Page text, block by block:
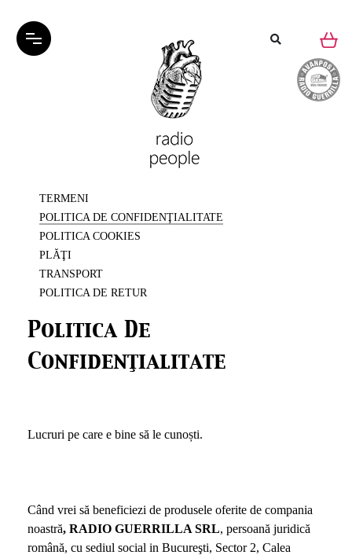
TERMENI
POLITICA DE CONFIDENŢIALITATE
POLITICA COOKIES
PLĂŢI
TRANSPORT
POLITICA DE RETUR
Politica De
Confidenţialitate
Lucruri pe care e bine să le cunoști.
Când vrei să beneficiezi de produsele oferite de compania
noastră, RADIO GUERRILLA SRL, persoană juridică
română, cu sediul social in Bucureşti, Sector 2, Calea